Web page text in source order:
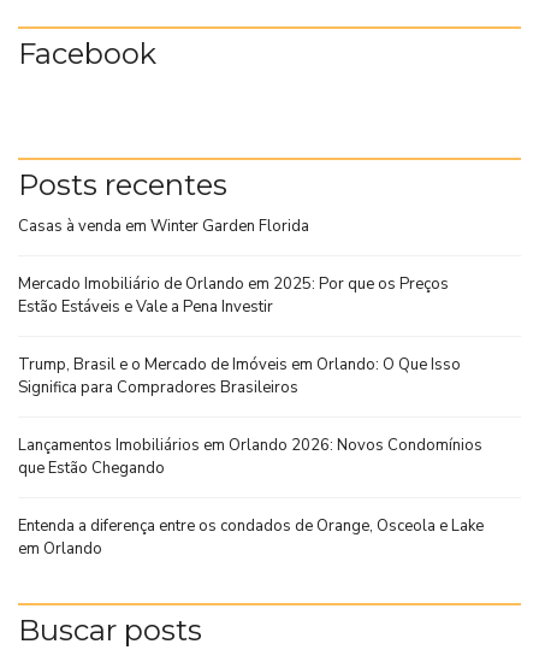
Facebook
Posts recentes
Casas à venda em Winter Garden Florida
Mercado Imobiliário de Orlando em 2025: Por que os Preços
Estão Estáveis e Vale a Pena Investir
Trump, Brasil e o Mercado de Imóveis em Orlando: O Que Isso
Significa para Compradores Brasileiros
Lançamentos Imobiliários em Orlando 2026: Novos Condomínios
que Estão Chegando
Entenda a diferença entre os condados de Orange, Osceola e Lake
em Orlando
Buscar posts